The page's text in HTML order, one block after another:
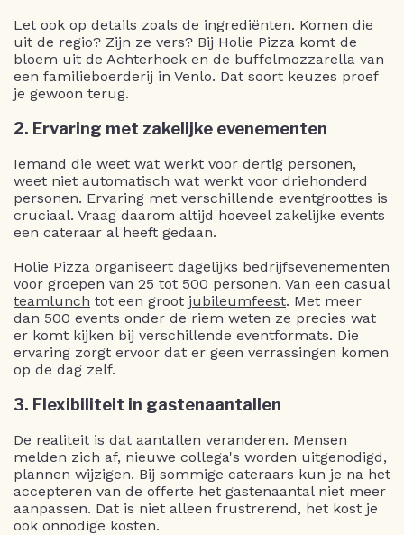
Let ook op details zoals de ingrediënten. Komen die
uit de regio? Zijn ze vers? Bij Holie Pizza komt de
bloem uit de Achterhoek en de buffelmozzarella van
een familieboerderij in Venlo. Dat soort keuzes proef
je gewoon terug.
2. Ervaring met zakelijke evenementen
Iemand die weet wat werkt voor dertig personen,
weet niet automatisch wat werkt voor driehonderd
personen. Ervaring met verschillende eventgroottes is
cruciaal. Vraag daarom altijd hoeveel zakelijke events
een cateraar al heeft gedaan.
Holie Pizza organiseert dagelijks bedrijfsevenementen
voor groepen van 25 tot 500 personen. Van een casual
teamlunch tot een groot jubileumfeest. Met meer
dan 500 events onder de riem weten ze precies wat
er komt kijken bij verschillende eventformats. Die
ervaring zorgt ervoor dat er geen verrassingen komen
op de dag zelf.
3. Flexibiliteit in gastenaantallen
De realiteit is dat aantallen veranderen. Mensen
melden zich af, nieuwe collega's worden uitgenodigd,
plannen wijzigen. Bij sommige cateraars kun je na het
accepteren van de offerte het gastenaantal niet meer
aanpassen. Dat is niet alleen frustrerend, het kost je
ook onnodige kosten.